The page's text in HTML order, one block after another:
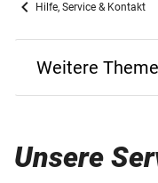
Hilfe, Service & Kontakt
Weitere
Service-Garantien
Unsere